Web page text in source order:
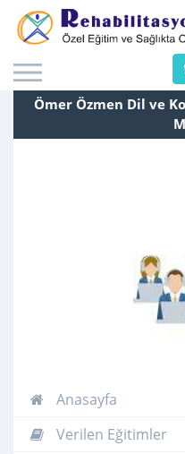
Ömer Özmen Dil ve
Anasayfa
Verilen Eğitimler